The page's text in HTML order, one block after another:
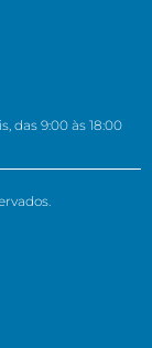
das 9:00 às 18:00